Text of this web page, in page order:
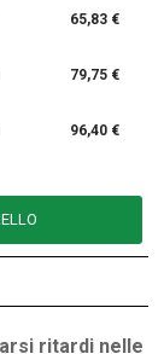
65,83 €
79,75 €
96,40 €
ritardi nelle